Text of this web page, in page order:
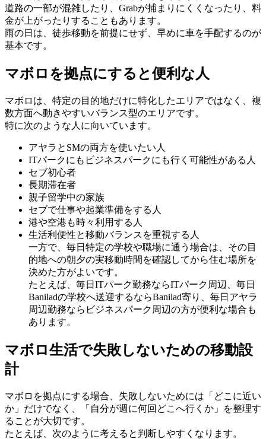
道路の一部が混雑したり、Grabが捕まりにくくなったり、料
金が上がったりすることもあります。
雨の日は、徒歩移動を前提にせず、早めに車を手配するのが
基本です。
マボロを拠点にすると便利な人
マボロは、特定の目的地だけに特化したエリアではなく、複
数方面へ動きやすいバランス型のエリアです。
特に次のような人に向いています。
アヤラとSMの両方を使いたい人
ITパークにもビジネスパークにも行く可能性がある人
セブ初心者
長期滞在者
親子留学中の家族
セブで仕事や起業準備をする人
港や空港も時々利用する人
生活利便性と移動バランスを重視する人
一方で、毎日特定の学校や職場に通う場合は、その目
的地への朝夕の実移動時間を確認してから住む場所を
決めた方がよいです。
たとえば、毎日ITパーク勤務ならITパーク周辺、毎日
Baniladの学校へ送迎するならBanilad寄り、毎日アヤラ
周辺勤務ならビジネスパーク周辺の方が便利な場合も
あります。
マボロ生活で失敗しないための移動設
計
マボロを拠点にする場合、失敗しないためには「どこに近い
か」だけでなく、「自分が週に何回どこへ行くか」を整理す
ることが大切です。
たとえば、次のように考えると判断しやすくなります。